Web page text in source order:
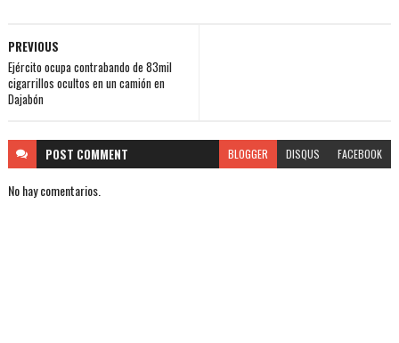
PREVIOUS
Ejército ocupa contrabando de 83mil
cigarrillos ocultos en un camión en
Dajabón
POST COMMENT BLOGGER DISQUS FACEBOOK
No hay comentarios.